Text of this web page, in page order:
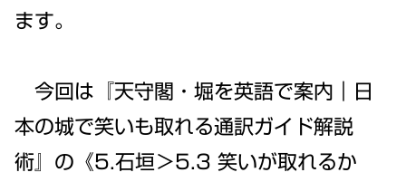
ます。
今回は『天守閣・堀を英語で案内｜日
本の城で笑いも取れる通訳ガイド解説
術』の《5.石垣＞5.3 笑いが取れるか